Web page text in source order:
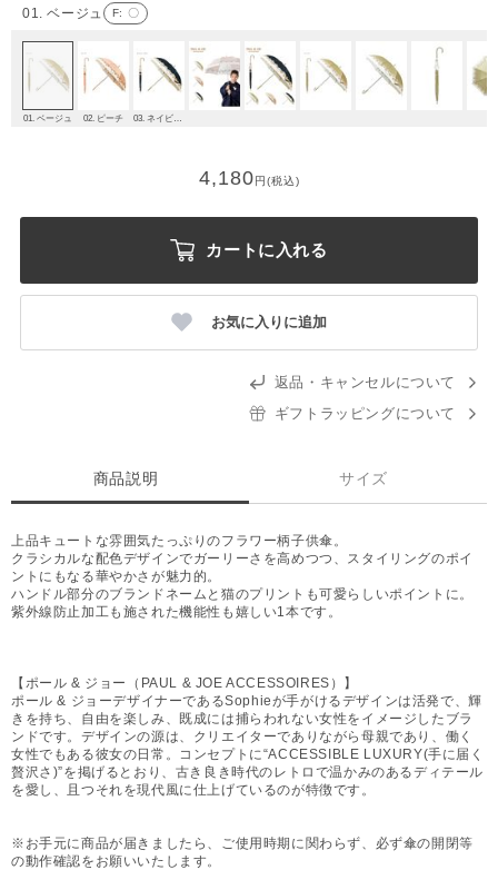
01. ベージュ F: 〇
01. ベージュ 02. ピーチ
4,180円(税込)
カートに入れる
お気に入りに追加
返品・キャンセルについて
ギフトラッピングについて
商品説明 サイズ
上品キュートな雰囲気たっぷりのフラワー柄子供傘。
クラシカルな配色デザインでガーリーさを高めつつ、スタイリングのポイ
ントにもなる華やかさが魅力的。
ハンドル部分のブランドネームと猫のプリントも可愛らしいポイントに。
紫外線防止加工も施された機能性も嬉しい1本です。
【ポール & ジョー（PAUL & JOE ACCESSOIRES）】
ポール & ジョーデザイナーであるSophieが手がけるデザインは活発で、輝
きを持ち、自由を楽しみ、既成には捕らわれない女性をイメージしたブラ
ンドです。デザインの源は、クリエイターでありながら母親であり、働く
女性でもある彼女の日常。コンセプトに“ACCESSIBLE LUXURY(手に届く
贅沢さ)”を掲げるとおり、古き良き時代のレトロで温かみのあるディテール
を愛し、且つそれを現代風に仕上げているのが特徴です。
※お手元に商品が届きましたら、ご使用時期に関わらず、必ず傘の開閉等
の動作確認をお願いいたします。